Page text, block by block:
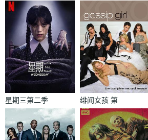
星期三第二季
绯闻女孩 第
二季